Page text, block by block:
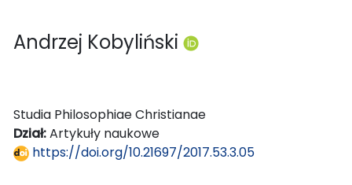
Andrzej Kobyliński
Studia Philosophiae Christianae
Dział:Artykuły naukowe
https://doi.org/10.21697/2017.53.3.05